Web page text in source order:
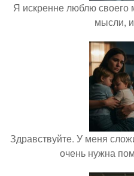
Я искренне люблю своего
мысли,
Здравствуйте. У меня
очень нужна